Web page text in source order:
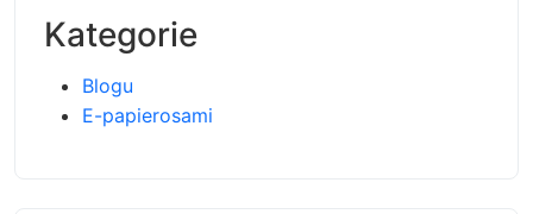
Kategorie
Blogu
E-papierosami